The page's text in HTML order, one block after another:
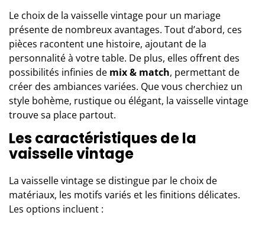
Le choix de la vaisselle vintage pour un mariage
présente de nombreux avantages. Tout d’abord, ces
pièces racontent une histoire, ajoutant de la
personnalité à votre table. De plus, elles offrent des
possibilités infinies de mix & match, permettant de
créer des ambiances variées. Que vous cherchiez un
style bohème, rustique ou élégant, la vaisselle vintage
trouve sa place partout.
Les caractéristiques de la
vaisselle vintage
La vaisselle vintage se distingue par le choix de
matériaux, les motifs variés et les finitions délicates.
Les options incluent :